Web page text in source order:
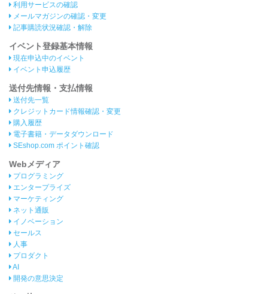
利用サービスの確認
メールマガジンの確認・変更
記事購読状況確認・解除
イベント登録基本情報
現在申込中のイベント
イベント申込履歴
送付先情報・支払情報
送付先一覧
クレジットカード情報確認・変更
購入履歴
電子書籍・データダウンロード
SEshop.com ポイント確認
Webメディア
プログラミング
エンタープライズ
マーケティング
ネット通販
イノベーション
セールス
人事
プロダクト
AI
開発の意思決定